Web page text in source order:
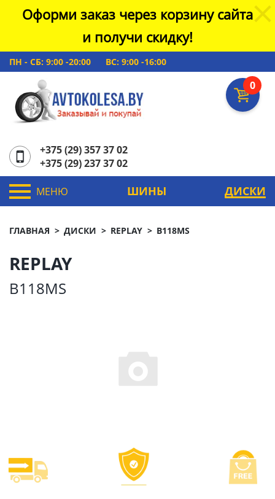
Оформи заказ через корзину сайта
и получи скидку!
ПН - СБ: 9:00 -20:00 ВС: 9:00 -16:00
0
+375 (29) 357 37 02
+375 (29) 237 37 02
МЕНЮ ШИНЫ ДИСКИ
ГЛАВНАЯ ДИСКИ REPLAY B118MS
REPLAY
B118MS